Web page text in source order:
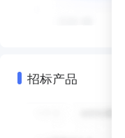
招标产品